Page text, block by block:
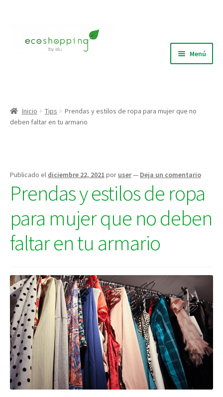
Menú
Inicio Tips
Prendas y estilos de ropa para mujer que no
deben faltar en tu armario
Publicado el diciembre 22, 2021 por user— Deja un comentario
Prendas y estilos de ropa
para mujer que no deben
faltar en tu armario